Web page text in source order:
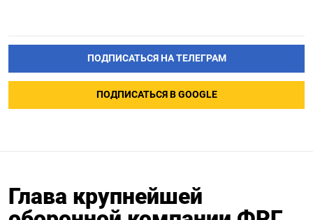
ПОДПИСАТЬСЯ НА ТЕЛЕГРАМ
ПОДПИСАТЬСЯ В GOOGLE
Глава крупнейшей